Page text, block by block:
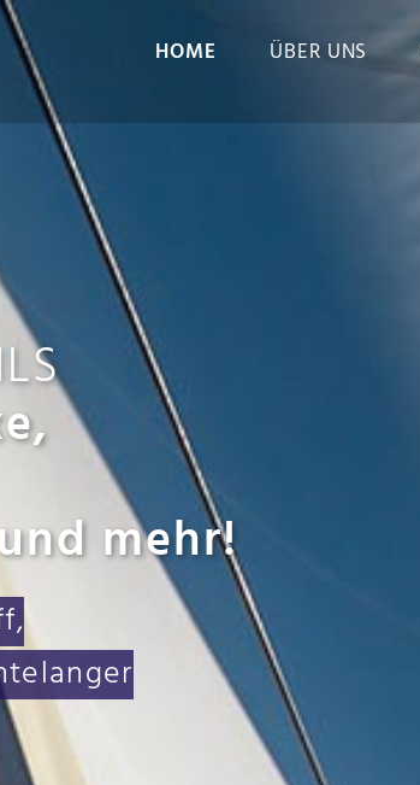
HOME ÜBER UNS
mehr!